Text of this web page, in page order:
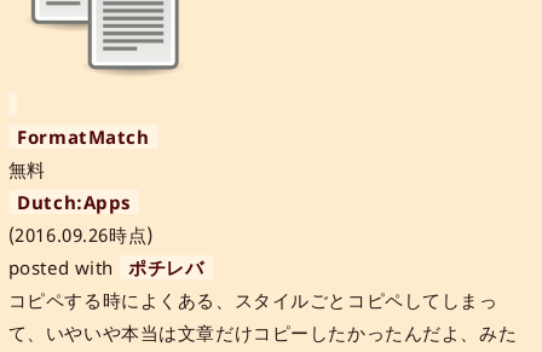
FormatMatch
無料
Dutch:Apps
(2016.09.26時点)
posted with
ポチレバ
コピペする時によくある、スタイルごとコピペしてしまっ
て、いやいや本当は文章だけコピーしたかったんだよ、みた